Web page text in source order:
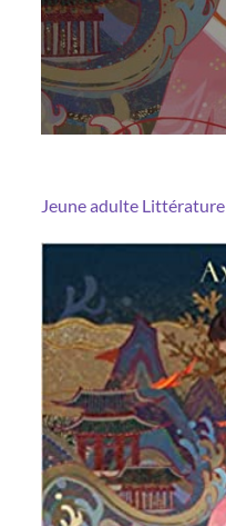
Jeune adulte Littérature